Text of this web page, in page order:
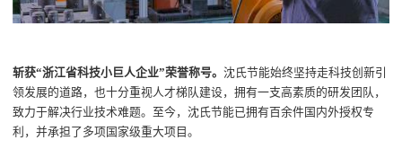
斩获“浙江省科技小巨人企业”荣誉称号。沈氏节能始终坚持走科技创新引
领发展的道路，也十分重视人才梯队建设，拥有一支高素质的研发团队，
致力于解决行业技术难题。至今，沈氏节能已拥有百余件国内外授权专
利，并承担了多项国家级重大项目。